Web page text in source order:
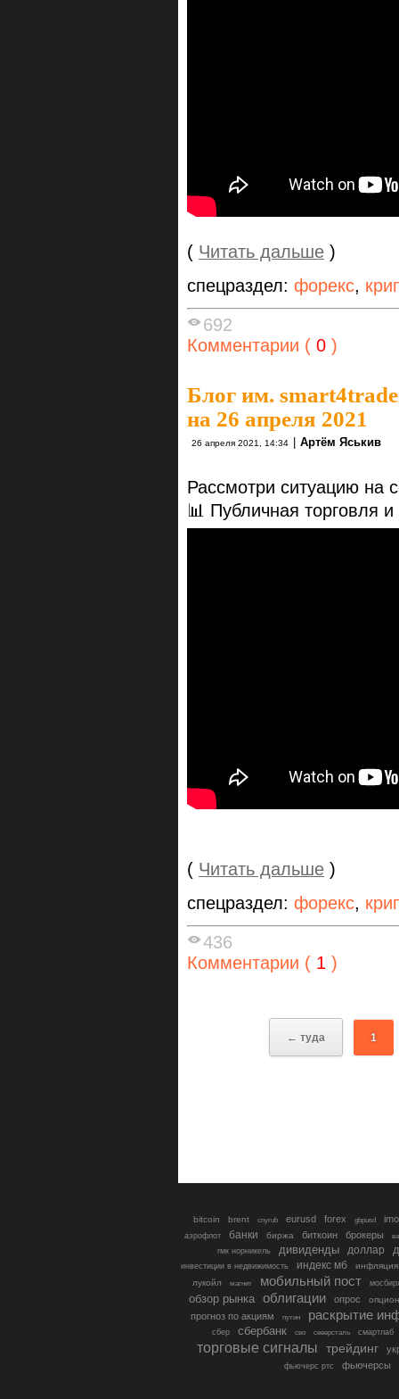
( Читать дальше )
спецраздел: форекс,
692
Комментарии ( 0 )
Блог им.
на 26 апреля 2021
26 апреля 2021, 14:34 Артём Яськив
Рассмотри ситуацию на
📊 Публичная торговля
( Читать дальше )
спецраздел: форекс,
436
Комментарии ( 1 )
← туда 1
bitcoin brent cnyrub eurusd forex gbpusd
аэрофлот банки биржа биткоин брокеры
гмк норникель
дивиденды доллар
инвестиции в недвижимость индекс мб
инфляция
лукойл
магнит мобильный пост
обзор рынка облигации опрос
прогноз по акциям путин раскрытие
сбер сбербанк сво северсталь смартлаб
торговые сигналы трейдинг
фьючерс ртс фьючерсы